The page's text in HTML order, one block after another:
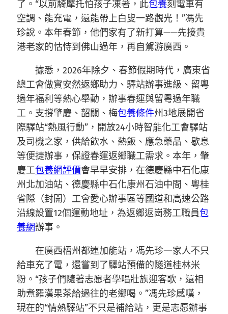
了。“以前騎摩托怕孩子凍著，此包養刻電車有
空調、能充電，還能帶上白叟一路觀光！”馮先
珍說。本年春節，他們家有了新打算——先接貴
港老家的怙恃到佛山過年，再自駕游廣西。
據悉，2026年除夕、春節假期時代，廣東省
總工會做實安然返鄉助力、驛站辦事進級、留粵
過年福利等熱心舉動，辦事春運與留粵過年職
工。支撐肇慶、韶關、梅包養條件州3地展開省
際驛站“熱風行動”，開放24小時智能化工會驛站
及司機之家，供給飲水、熱飯、應急藥品、歇息
等便捷辦事，保證春運返鄉職工需求。本年，肇
慶工包養網評價會早早安排，在德慶縣中石化康
州北加油站、德慶縣中石化康州石油中間、粵桂
省際（封開）工會愛心辦事區等國道和高速公路
沿線設置12個運動地址，為返鄉返崗務工職員包
養網辦事。
在廣西梧州都連加能站，馮先珍一家人不只
給車充了電，還嘗到了驛站預備的隧道桂林米
粉。“孩子們隨著志愿者學唱壯族迎客歌，還相
助煮羅漢果茶給過往的老鄉喝。”馮先珍感嘆，
現在的“情熱驛站”不只是補給站，更是志愿辦事